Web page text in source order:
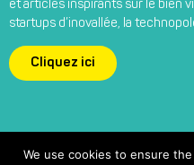
et articles inspirants sur le bien
startups d’inovallée, la
Cliquez ici
We use cookies to ensure